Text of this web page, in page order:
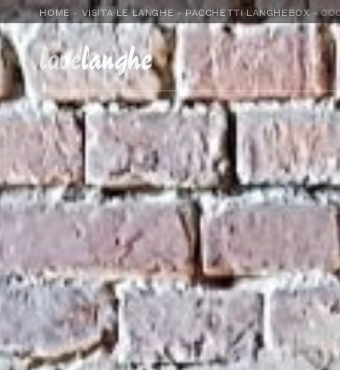
HOME » VISITA LE LANGHE»PACCHETTI LANGHEBOX»
lovelanghe